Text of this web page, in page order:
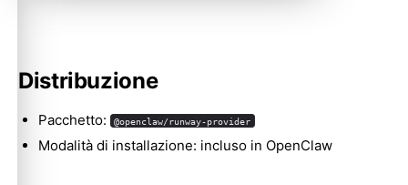
Distribuzione
Pacchetto: @openclaw/runway-provider
Modalità di installazione: incluso in OpenClaw